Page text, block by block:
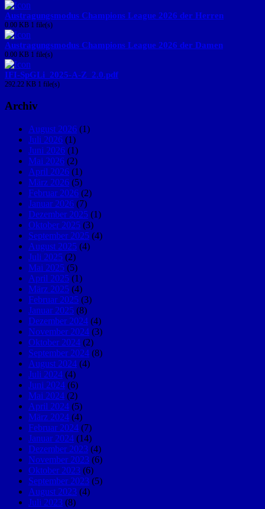
Austragungsmodus Champions League 2026 der Herren
0.00 KB 1 file(s)
Austragungsmodus Champions League 2026 der Damen
0.00 KB 1 file(s)
IFI-SpGLi_2025-A-Z_2.0.pdf
292.22 KB 1 file(s)
Archiv
August 2026 (1)
Juli 2026 (1)
Juni 2026 (1)
Mai 2026 (2)
April 2026 (1)
März 2026 (5)
Februar 2026 (2)
Januar 2026 (7)
Dezember 2025 (1)
Oktober 2025 (3)
September 2025 (4)
August 2025 (4)
Juli 2025 (2)
Mai 2025 (5)
April 2025 (1)
März 2025 (4)
Februar 2025 (3)
Januar 2025 (8)
Dezember 2024 (4)
November 2024 (3)
Oktober 2024 (2)
September 2024 (8)
August 2024 (4)
Juli 2024 (4)
Juni 2024 (6)
Mai 2024 (2)
April 2024 (5)
März 2024 (4)
Februar 2024 (7)
Januar 2024 (14)
Dezember 2023 (4)
November 2023 (6)
Oktober 2023 (6)
September 2023 (5)
August 2023 (4)
Juli 2023 (8)